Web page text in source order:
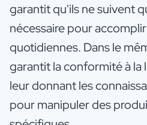
garantit qu'ils ne suivent
nécessaire pour
quotidiennes. Dans le
garantit la conformité à la
leur donnant les
pour manipuler des